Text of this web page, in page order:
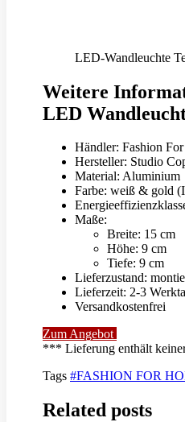
LED-Wandleuchte
Weitere
LED
Händler: Fashion
Hersteller: Studio
Material: Aluminium
Farbe: weiß & gold
Maße:
Breite: 15 cm
Höhe: 9 cm
Tiefe: 9 cm
Lieferzustand:
Lieferzeit: 2-3
Versandkostenfrei
Zum Angebot
*** Lieferung enthält
Tags #FASHION FOR
Related posts